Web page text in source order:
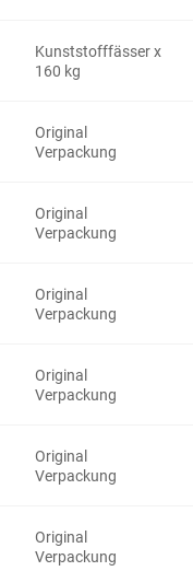
Kunststofffässer x
160 kg
Original
Verpackung
Original
Verpackung
Original
Verpackung
Original
Verpackung
Original
Verpackung
Original
Verpackung